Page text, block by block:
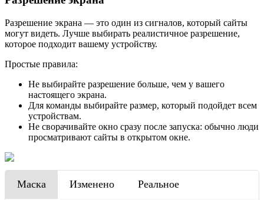
Разрешение экрана — это один из сигналов, который сайты
могут видеть. Лучше выбирать реалистичное разрешение,
которое подходит вашему устройству.
Простые правила:
Не выбирайте разрешение больше, чем у вашего
настоящего экрана.
Для команды выбирайте размер, который подойдет всем
устройствам.
Не сворачивайте окно сразу после запуска: обычно люди
просматривают сайты в открытом окне.
Маска Изменено Реальное